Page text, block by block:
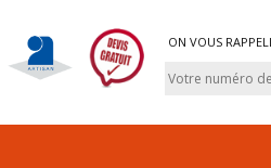
ON VOUS